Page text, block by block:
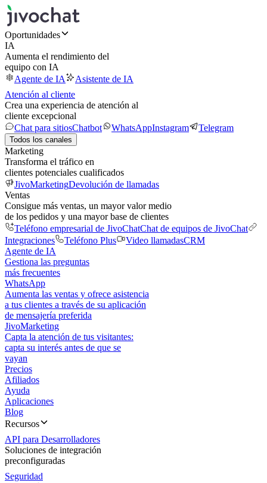
Oportunidades
IA
Aumenta el rendimiento del
equipo con IA
Agente de IA
Asistente de IA
Atención al cliente
Crea una experiencia de atención al
cliente excepcional
Chat para sitiosChatbot WhatsAppInstagram Telegram
Todos los canales
Marketing
Transforma el tráfico en
clientes potenciales cualificados
JivoMarketingDevolución de llamadas
Ventas
Consigue más ventas, un mayor valor medio
de los pedidos y una mayor base de clientes
Teléfono empresarial de JivoChatChat de equipos de JivoChat
Integraciones
Teléfono Plus Video llamadasCRM
Agente de IA
Gestiona las preguntas
más frecuentes
WhatsApp
Aumenta las ventas y ofrece asistencia
a tus clientes a través de su aplicación
de mensajería preferida
JivoMarketing
Capta la atención de tus visitantes:
capta su interés antes de que se
vayan
Precios
Afiliados
Ayuda
Aplicaciones
Blog
Recursos
API para Desarrolladores
Soluciones de integración
preconfiguradas
Seguridad